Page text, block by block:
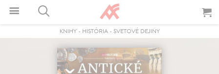
KNIHY- HISTÓRIA- SVETOVÉ DEJINY